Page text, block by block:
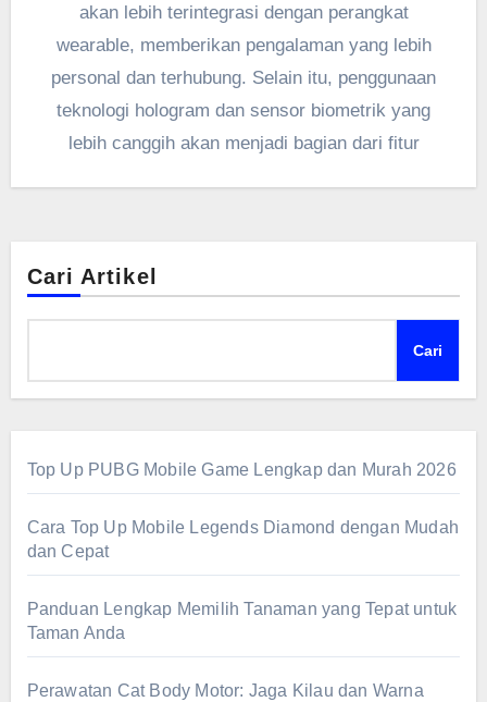
akan lebih terintegrasi dengan perangkat
wearable, memberikan pengalaman yang lebih
personal dan terhubung. Selain itu, penggunaan
teknologi hologram dan sensor biometrik yang
lebih canggih akan menjadi bagian dari fitur
Cari Artikel
Cari
Top Up PUBG Mobile Game Lengkap dan Murah 2026
Cara Top Up Mobile Legends Diamond dengan Mudah
dan Cepat
Panduan Lengkap Memilih Tanaman yang Tepat untuk
Taman Anda
Perawatan Cat Body Motor: Jaga Kilau dan Warna